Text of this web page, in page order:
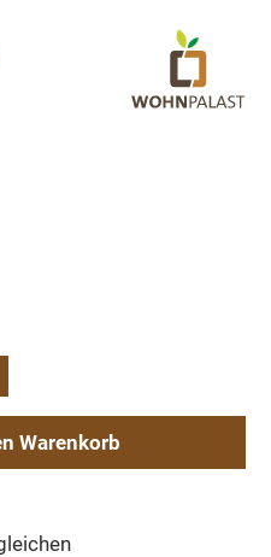
die Schaltflächen um die Anzahl zu
Warenkorb